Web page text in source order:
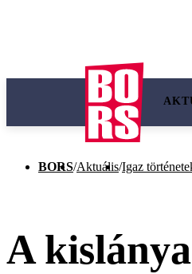
BORS/Aktuális/Igaz
A